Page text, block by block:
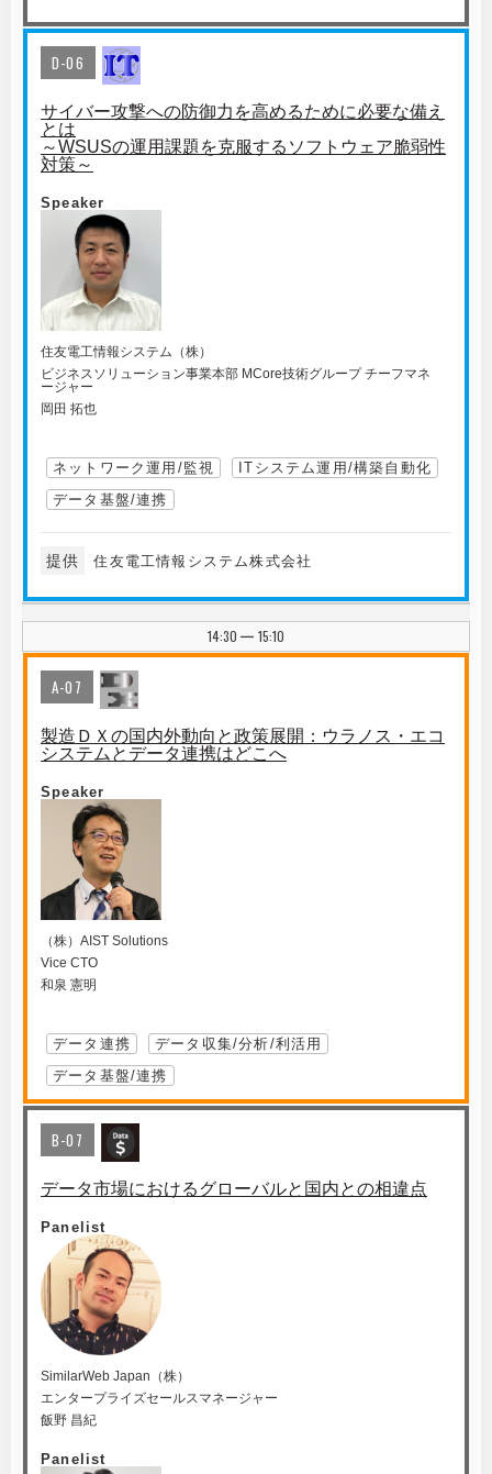
D-06
サイバー攻撃への防御力を高めるために必要な備え
とは
～WSUSの運用課題を克服するソフトウェア脆弱性
対策～
Speaker
住友電工情報システム（株）
ビジネスソリューション事業本部 MCore技術グループ チーフマネ
ージャー
岡田 拓也
ネットワーク運用/監視
ITシステム運用/構築自動化
データ基盤/連携
提供 住友電工情報システム株式会社
14:30 | 15:10
A-07
製造ＤＸの国内外動向と政策展開：ウラノス・エコ
システムとデータ連携はどこへ
Speaker
（株）AIST Solutions
Vice CTO
和泉 憲明
データ連携
データ収集/分析/利活用
データ基盤/連携
B-07
データ市場におけるグローバルと国内との相違点
Panelist
SimilarWeb Japan（株）
エンタープライズセールスマネージャー
飯野 昌紀
Panelist